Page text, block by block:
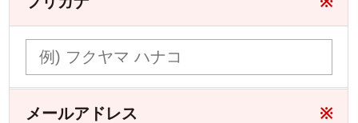
メールアドレス ※